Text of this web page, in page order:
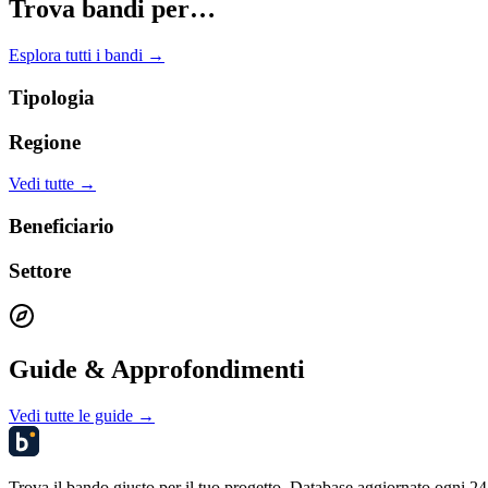
Trova bandi per…
Esplora tutti i bandi →
Tipologia
Regione
Vedi tutte →
Beneficiario
Settore
Guide & Approfondimenti
Vedi tutte le guide →